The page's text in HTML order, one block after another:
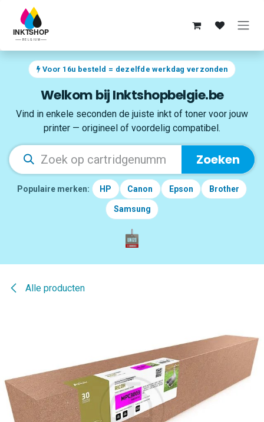
Overslaan naar inhoud
Voor 16u besteld = dezelfde werkdag verzonden
Welkom bij Inktshopbelgie.be
Vind in enkele seconden de juiste inkt of toner voor jouw
printer — origineel of voordelig compatibel.
Zoeken
Populaire merken: HP Canon Epson Brother
Samsung
Alle producten